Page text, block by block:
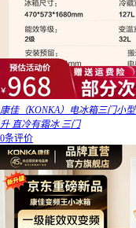
康佳（KONKA）电冰箱三门小
升 直冷有霜冰 三门
0条评价